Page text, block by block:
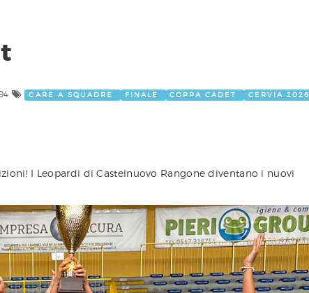
GARE A SQUADRE FINALE COPPA CADET CERVIA 2026
I Leopardi di Castelnuovo Rangone diventano i nuovi